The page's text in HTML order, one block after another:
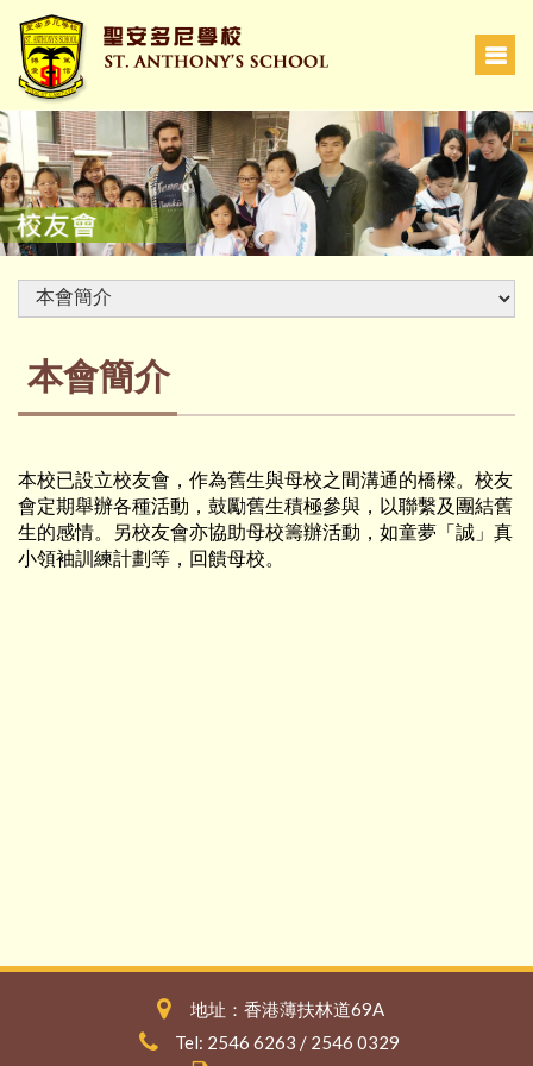
本會簡介
本校已設立校友會，作為舊生與母校之間溝通的橋樑。校友
會定期舉辦各種活動，鼓勵舊生積極參與，以聯繫及團結舊
生的感情。另校友會亦協助母校籌辦活動，如童夢「誠」真
小領袖訓練計劃等，回饋母校。
地址：香港薄扶林道69A
Tel: 2546 6263 / 2546 0329